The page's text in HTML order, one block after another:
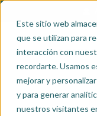
Este sitio web
que se utilizan para
interacción con
recordarte. Usamos
mejorar y
y para generar
nuestros visitantes